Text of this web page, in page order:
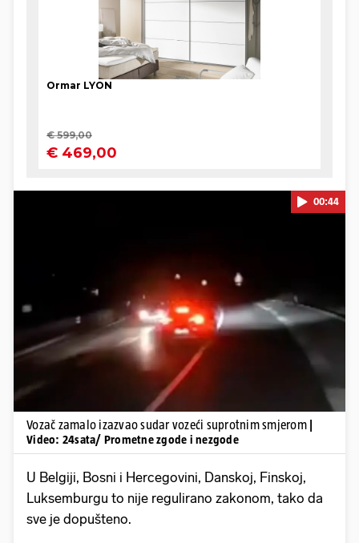
Pokretanje videa...
00:44
Vozač zamalo izazvao sudar vozeći suprotnim smjerom
Video: 24sata/ Prometne zgode i nezgode
U Belgiji, Bosni i Hercegovini, Danskoj, Finskoj,
Luksemburgu to nije regulirano zakonom, tako da
sve je dopušteno.